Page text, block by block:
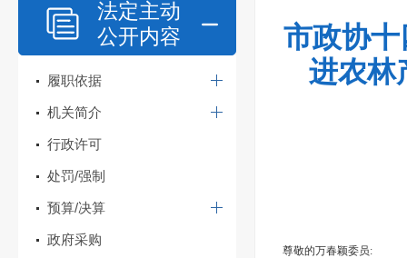
法定主动
公开内容
履职依据
机关简介
行政许可
处罚/强制
预算/决算
政府采购
市政协
进农林
尊敬的万春颖委员: